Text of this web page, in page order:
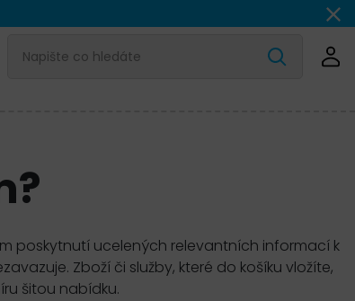
poskytnutí ucelených relevantních informací k
Zboží či služby, které do košíku vložíte,
šitou nabídku.